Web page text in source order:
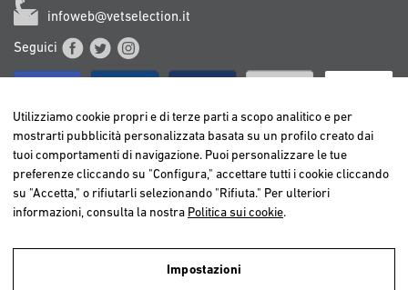
infoweb@vetselection.it
Seguici
BELGIË / BELGIQUE
DEUTSCHLAND
ESPAÑA
ITALIA
Utilizziamo cookie propri e di terze parti a scopo analitico e per
mostrarti pubblicità personalizzata basata su un profilo creato dai
tuoi comportamenti di navigazione. Puoi personalizzare le tue
preferenze cliccando su "Configura," accettare tutti i cookie cliccando
su "Accetta," o rifiutarli selezionando "Rifiuta." Per ulteriori
informazioni, consulta la nostra Politica sui cookie.
Impostazioni